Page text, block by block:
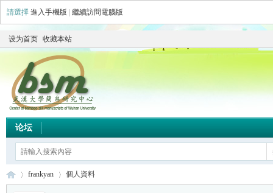
請選擇 進入手機版 繼續訪問電腦版
设为首页 收藏本站
论坛
frankyan 個人資料